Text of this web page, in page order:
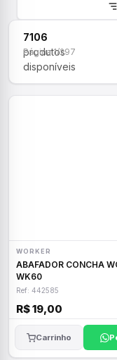
7106
produtos
disponíveis
Página 1/297
WORKER
ABAFADOR CONCHA
WK60
Ref: 442585
R$ 19,00
Carrinho